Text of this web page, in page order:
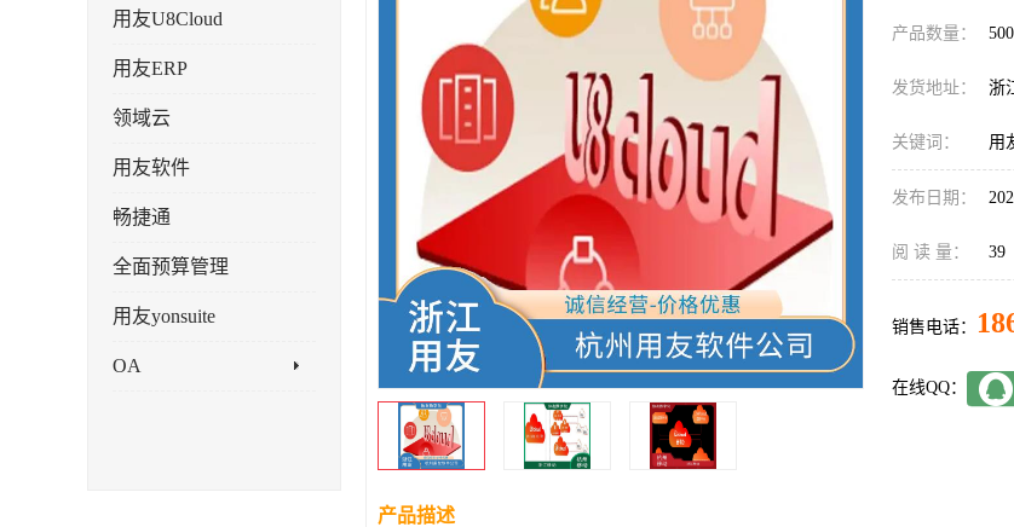
用友U8Cloud
用友ERP
领域云
用友软件
畅捷通
全面预算管理
用友yonsuite
OA
产品数量：
发货地址： 浙
关键词： 用
发布日期：
阅 读 量： 39
销售电话：
在线QQ：
产品描述